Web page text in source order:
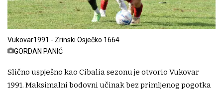
Vukovar1991 - Zrinski Osječko 1664
GORDAN PANIĆ
Slično uspješno kao Cibalia sezonu je otvorio Vukovar
1991. Maksimalni bodovni učinak bez primljenog pogotka